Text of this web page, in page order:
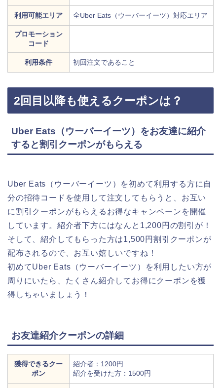
利用可能エリア 全Uber Eats（ウーバーイーツ）対応エリア
プロモーション
コード
利用条件 初回注文であること
2回目以降も使えるクーポンは？
Uber Eats（ウーバーイーツ）をお友達に紹介
すると割引クーポンがもらえる
Uber Eats（ウーバーイーツ）を初めて利用する方に自
分の招待コードを使用して注文してもらうと、お互い
に割引クーポンがもらえるお得なキャンペーンを開催
しています。紹介者下方にはなんと1,200円の割引が！
そして、紹介してもらった方は1,500円割引クーポンが
配布されるので、お互い嬉しいですね！
初めてUber Eats（ウーバーイーツ）を利用したい方が
周りにいたら、たくさん紹介してお得にクーポンを獲
得しちゃいましょう！
お友達紹介クーポンの詳細
獲得できるクー
ポン
紹介者：1200円
紹介を受けた方：1500円